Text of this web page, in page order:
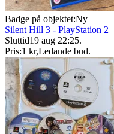
Badge på objektet:Ny
Silent Hill 3 - PlayStation 2
Sluttid19 aug 22:25.
Pris:1 kr,Ledande bud.